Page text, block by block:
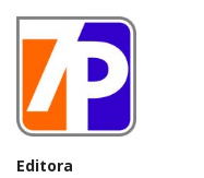
Editora